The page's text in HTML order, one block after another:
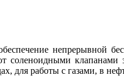
непрерывной
клапанами
для работы с газами, в